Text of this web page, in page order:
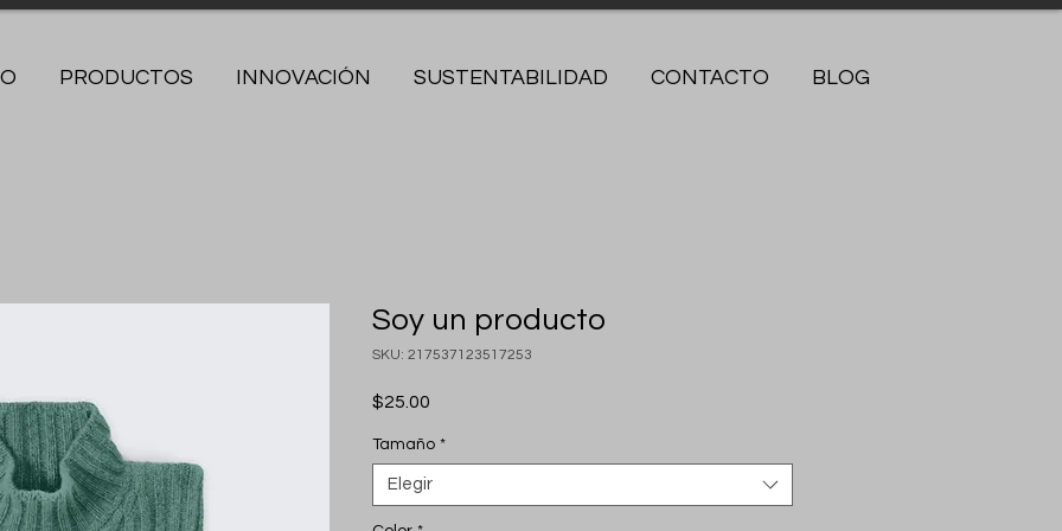
PRODUCTOS INNOVACIÓN SUSTENTABILIDAD CONTACTO BLOG
Soy un producto
SKU: 217537123517253
$25.00
Tamaño *
Elegir